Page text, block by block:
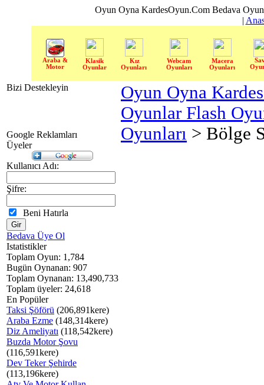
Oyun Oyna KardesOyun.Com Bedava
|
Araba &
Motor
Klasik
Oyunlar
Kız
Oyunları
Webcam
Oyunları
Macera
Oyunları
Bizi Destekleyin
Google Reklamları
Üyeler
Kullanıcı Adı:
Şifre:
Beni Hatırla
Bedava Üye Ol
Istatistikler
Toplam Oyun: 1,784
Bugün Oynanan: 907
Toplam Oynanan: 13,490,733
Toplam üyeler: 24,618
En Popüler
Taksi Şöförü (206,891kere)
Araba Ezme (148,314kere)
Diz Ameliyatı (118,542kere)
Buzda Motor Şovu
(116,591kere)
Dev Teker Şehirde
(113,196kere)
Oyun Oyna
Oyunlar Flash
Oyunları > Bölge